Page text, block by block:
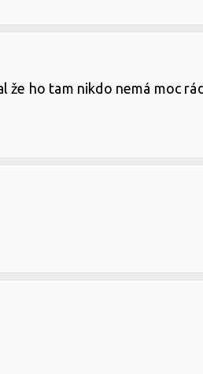
ho tam nikdo nemá moc